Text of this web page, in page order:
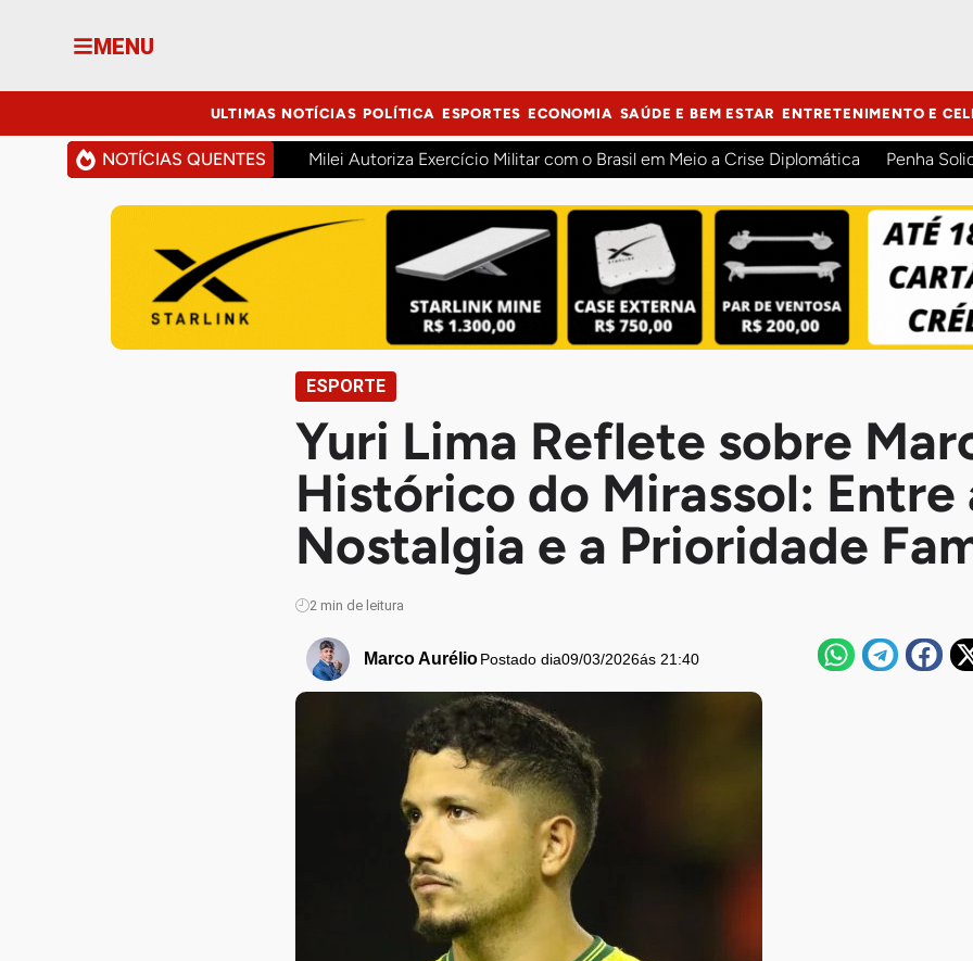
MENU
ULTIMAS NOTÍCIAS POLÍTICA ESPORTES ECONOMIA SAÚDE E BEM ESTAR ENTRETENIMENTO E
NOTÍCIAS QUENTES Milei Autoriza Exercício Militar com o Brasil em Meio a Crise Diplomática Penha
ESPORTE
Yuri Lima Reflete sobre
Histórico do Mirassol: Entre
Nostalgia e a Prioridade
2 min de leitura
Marco Aurélio Postado dia09/03/2026ás 21:40